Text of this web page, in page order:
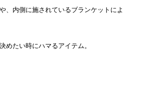
、内側に施されているブランケットによ
めたい時にハマるアイテム。